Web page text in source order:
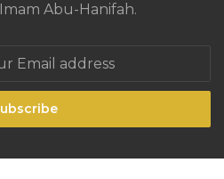
Abu-Hanifah.